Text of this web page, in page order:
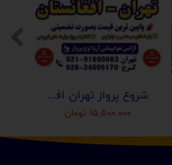
شروع پرواز تهران افغانستان (کابل-مزارشریف-هرات-قندهار)
۱۵,۵۰۰,۰۰۰ تومان